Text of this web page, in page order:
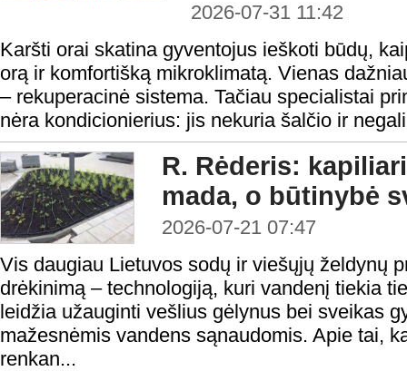
2026-07-31 11:42
Karšti orai skatina gyventojus ieškoti būdų,
orą ir komfortišką mikroklimatą. Vienas
– rekuperacinė sistema. Tačiau specialistai
nėra kondicionierius: jis nekuria šalčio ir
R. Rėderis:
mada, o būtinybė
2026-07-21 07:47
Vis daugiau Lietuvos sodų ir viešųjų želdynų
drėkinimą – technologiją, kuri vandenį tiekia
leidžia užauginti vešlius gėlynus bei sveikas
mažesnėmis vandens sąnaudomis. Apie tai,
renkan...